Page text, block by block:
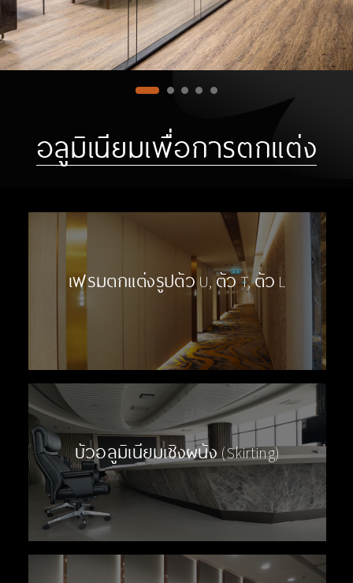
อลูมิเนียมเพื่อการตกแต่ง
เฟรมตกแต่งรูปตัว U, ตัว T, ตัว L
บัวอลูมิเนียมเชิงผนัง (Skirting)